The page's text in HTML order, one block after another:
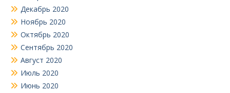
Декабрь 2020
Ноябрь 2020
Октябрь 2020
Сентябрь 2020
Август 2020
Июль 2020
Июнь 2020